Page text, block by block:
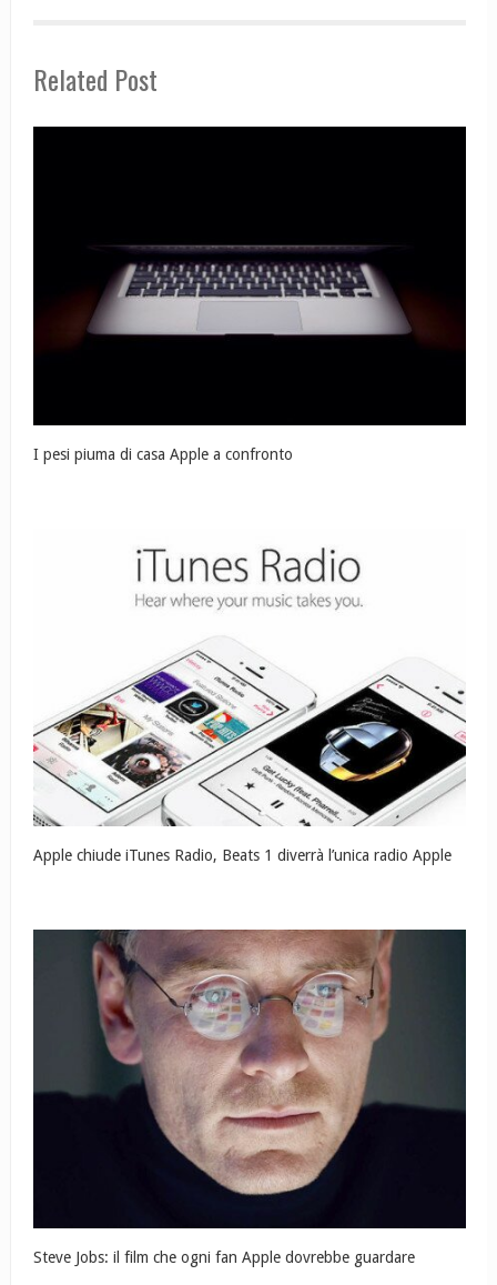
Related Post
I pesi piuma di casa Apple a confronto
Apple chiude iTunes Radio, Beats 1 diverrà l’unica radio Apple
Steve Jobs: il film che ogni fan Apple dovrebbe guardare